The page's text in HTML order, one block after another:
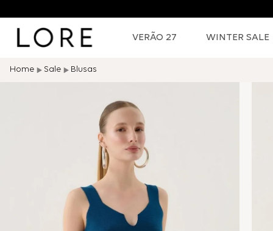
VERÃO 27 WINTER SALE
Sale Blusas